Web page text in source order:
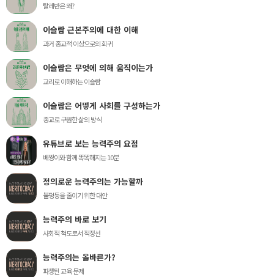
탈레반은 왜?
이슬람 근본주의에 대한 이해
과거 종교적 이상으로의 회귀
이슬람은 무엇에 의해 움직이는가
교리로 이해하는 이슬람
이슬람은 어떻게 사회를 구성하는가
종교로 구원한 삶의 방식
유튜브로 보는 능력주의 요점
베짱이와 함께 똑똑해지는 10분
정의로운 능력주의는 가능할까
불평등을 줄이기 위한 대안
능력주의 바로 보기
사회적 척도로서 적정선
능력주의는 올바른가?
파생된 교육 문제